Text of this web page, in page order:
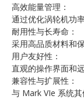
高效能量管理：
通过优化涡轮机功
耐用性与长寿命：
采用高品质材料和
用户友好性：
直观的操作界面和
兼容性与扩展性：
与 Mark VIe 系统其